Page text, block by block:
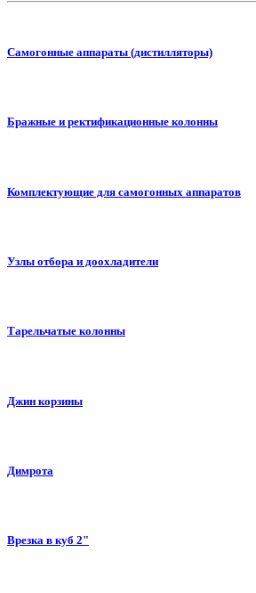
Самогонные аппараты (дистилляторы)
Бражные и ректификационные колонны
Комплектующие для самогонных аппаратов
Узлы отбора и доохладители
Тарельчатые колонны
Джин корзины
Димрота
Врезка в куб 2"